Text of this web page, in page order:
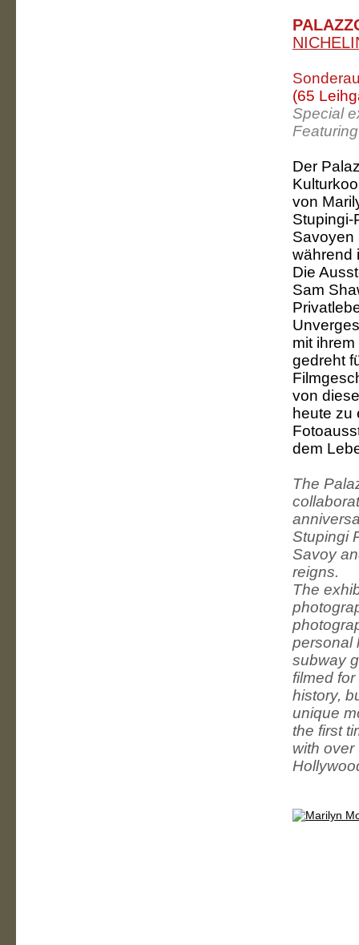
(65
Special
Der
von
Stupingi-
Savoyen
während
Die
Sam
mit
gedreht
von
heute zu
dem
The
Stupingi
Savoy
reigns.
The
personal
subway
filmed
history,
unique
the first
with over